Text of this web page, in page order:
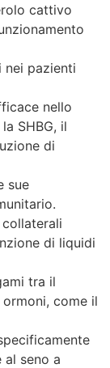
cattivo
nei pazienti
nello
SHBG, il
di
sue
di liquidi
tra il
come il
seno a